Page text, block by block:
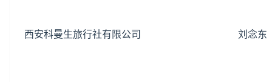
西安科曼生旅行社有限公司 刘念东